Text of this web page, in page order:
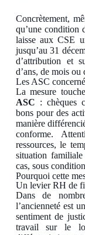
Concrètement,
qu’une condition
laisse aux CSE
jusqu’au 31
d’attribution et
d’ans, de mois ou
Les ASC
La mesure
ASC : chèques
bons pour des
manière
conforme.
ressources, le
situation
cas, sous
Pourquoi cette
Un levier RH de
Dans de
l’ancienneté est
sentiment de
travail sur le